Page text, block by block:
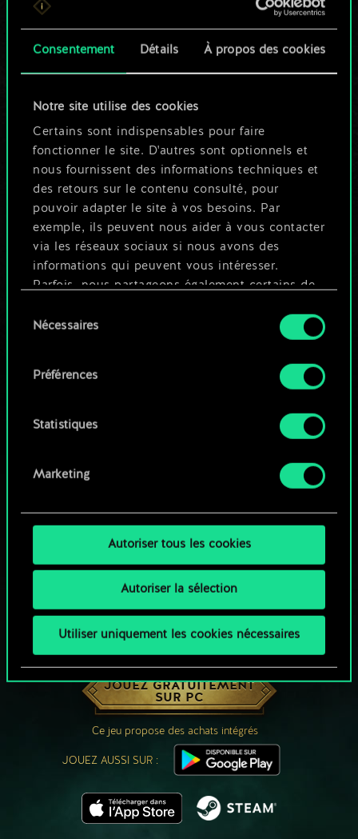
Consentement Détails À propos des cookies
Notre site utilise des cookies
Certains sont indispensables pour faire
fonctionner le site. D'autres sont optionnels et
nous fournissent des informations techniques et
des retours sur le contenu consulté, pour
pouvoir adapter le site à vos besoins. Par
exemple, ils peuvent nous aider à vous contacter
via les réseaux sociaux si nous avons des
informations qui peuvent vous intéresser.
Parfois, nous partageons également certains de
ces cookies optionnels ne seront appliqués
Vous pouvez consulter tous les détails sur notre
préférences dans le menu "Paramètres" ci-
duNécessaires
Préférences
Statistiques
Marketing
Autoriser tous les cookies
Autoriser la sélection
Utiliser uniquement les cookies nécessaires
n'est qu'un jeu de
cartes partagé.
Mais cela peut être
tellement plus !
Nommer ce jeu et créer un guide
OU
Parcourir les jeux de la communauté
UNE PETITE PARTIE DE GWENT ?
JOUEZ GRATUITEMENT
SUR PC
Ce jeu propose des achats intégrés
JOUEZ AUSSI SUR :